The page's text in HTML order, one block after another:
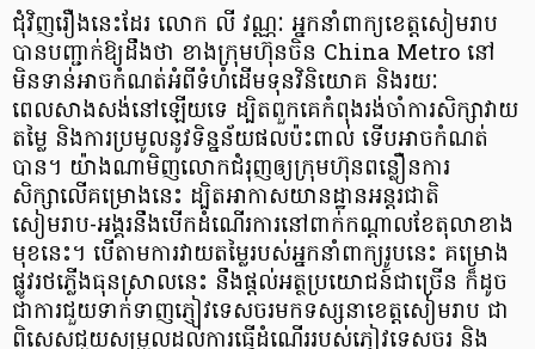
ជុំវិញរឿងនេះដែរ លោក លី វណ្ណៈ អ្នកនាំពាក្យខេត្តសៀមរាប
បានបញ្ជាក់ឱ្យដឹងថា ខាងក្រុមហ៊ុនចិន China Metro នៅ
មិនទាន់អាចកំណត់អំពីទំហំដើមទុនវិនិយោគ និងរយៈ
ពេលសាងសង់នៅឡើយទេ ដ្បិតពួកគេកំពុងរង់ចាំការសិក្សាវាយ
តម្លៃ និងការប្រមូលនូវទិន្នន័យផលប៉ះពាល់ ទើបអាចកំណត់
បាន។ យ៉ាងណាមិញលោកជំរុញឲ្យក្រុមហ៊ុនពន្លឿនការ
សិក្សាលើគម្រោងនេះ ដ្បិតអាកាសយានដ្ឋានអន្តរជាតិ
សៀមរាប-អង្គរនឹងបើកដំណើរការនៅពាក់កណ្តាលខែតុលាខាង
មុខនេះ។ បើតាមការវាយតម្លៃរបស់អ្នកនាំពាក្យរូបនេះ គម្រោង
ផ្លូវរថភ្លើងធុនស្រាលនេះ នឹងផ្តល់អត្ថប្រយោជន៍ជាច្រើន ក៏ដូច
ជាការជួយទាក់ទាញភ្ញៀវទេសចរមកទស្សនាខេត្តសៀមរាប ជា
ពិសេសជួយសម្រួលដល់ការធ្វើដំណើររបស់ភ្ញៀវទេសចរ និង